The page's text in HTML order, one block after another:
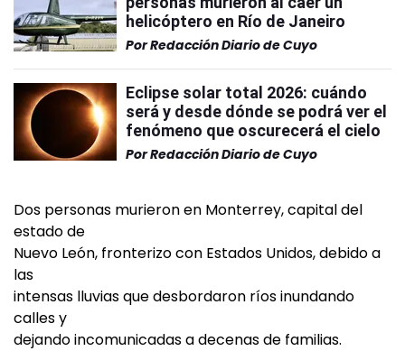
helicóptero en Río de Janeiro
PorRedacción Diario de Cuyo
Eclipse solar total 2026: cuándo
será y desde dónde se podrá ver el
fenómeno que oscurecerá el cielo
PorRedacción Diario de Cuyo
Dos personas murieron en Monterrey, capital del
estado de
Nuevo León, fronterizo con Estados Unidos, debido a
las
intensas lluvias que desbordaron ríos inundando
calles y
dejando incomunicadas a decenas de familias.